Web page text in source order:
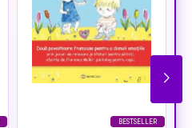
BESTSELLER